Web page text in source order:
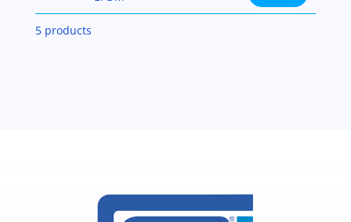
White)
Swing
5 products